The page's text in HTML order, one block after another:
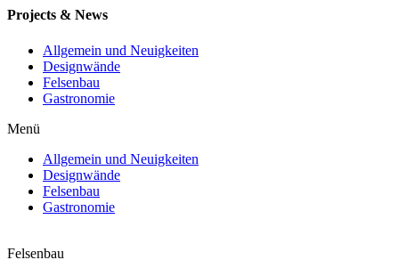
Projects & News
Allgemein und Neuigkeiten
Designwände
Felsenbau
Gastronomie
Menü
Allgemein und Neuigkeiten
Designwände
Felsenbau
Gastronomie
Felsenbau